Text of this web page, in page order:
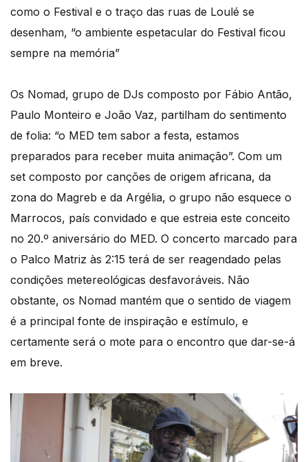
como o Festival e o traço das ruas de Loulé se
desenham, “o ambiente espetacular do Festival ficou
sempre na memória”
Os Nomad, grupo de DJs composto por Fábio Antão,
Paulo Monteiro e João Vaz, partilham do sentimento
de folia: “o MED tem sabor a festa, estamos
preparados para receber muita animação”. Com um
set composto por canções de origem africana, da
zona do Magreb e da Argélia, o grupo não esquece o
Marrocos, país convidado e que estreia este conceito
no 20.º aniversário do MED. O concerto marcado para
o Palco Matriz às 2:15 terá de ser reagendado pelas
condições metereológicas desfavoráveis. Não
obstante, os Nomad mantém que o sentido de viagem
é a principal fonte de inspiração e estímulo, e
certamente será o mote para o encontro que dar-se-á
em breve.